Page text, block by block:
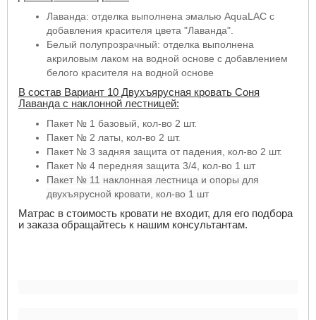
Лаванда: отделка выполнена эмалью AquaLAC с
добавления красителя цвета "Лаванда".
Белый полупрозрачный: отделка выполнена
акриловым лаком на водной основе с добавлением
белого красителя на водной основе
В состав Вариант 10 Двухъярусная кровать Соня
Лаванда с наклонной лестницей:
Пакет № 1 базовый, кол-во 2 шт.
Пакет № 2 латы, кол-во 2 шт.
Пакет № 3 задняя защита от падения, кол-во 2 шт.
Пакет № 4 передняя защита 3/4, кол-во 1 шт
Пакет № 11 наклонная лестница и опоры для
двухъярусной кровати, кол-во 1 шт
Матрас в стоимость кровати не входит, для его подбора
и заказа обращайтесь к нашим консультантам.